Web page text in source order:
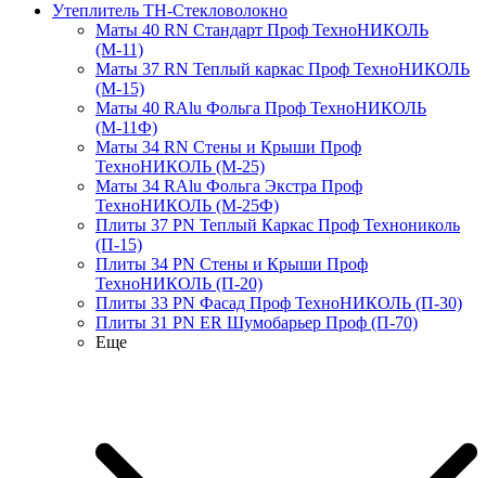
Утеплитель ТН-Стекловолокно
Маты 40 RN Стандарт Проф ТехноНИКОЛЬ
(М-11)
Маты 37 RN Теплый каркас Проф ТехноНИКОЛЬ
(М-15)
Маты 40 RAlu Фольга Проф ТехноНИКОЛЬ
(М-11Ф)
Маты 34 RN Стены и Крыши Проф
ТехноНИКОЛЬ (М-25)
Маты 34 RAlu Фольга Экстра Проф
ТехноНИКОЛЬ (М-25Ф)
Плиты 37 PN Теплый Каркас Проф Технониколь
(П-15)
Плиты 34 PN Стены и Крыши Проф
ТехноНИКОЛЬ (П-20)
Плиты 33 PN Фасад Проф ТехноНИКОЛЬ (П-30)
Плиты 31 PN ER Шумобарьер Проф (П-70)
Еще